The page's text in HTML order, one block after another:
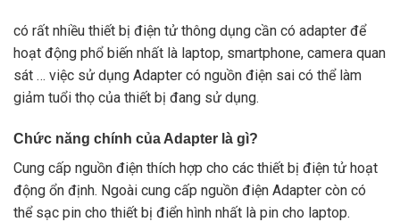
có rất nhiều thiết bị điện tử thông dụng cần có adapter để
hoạt động phổ biến nhất là laptop, smartphone, camera quan
sát … việc sử dụng Adapter có nguồn điện sai có thể làm
giảm tuổi thọ của thiết bị đang sử dụng.
Chức năng chính của Adapter là gì?
Cung cấp nguồn điện thích hợp cho các thiết bị điện tử hoạt
động ổn định. Ngoài cung cấp nguồn điện Adapter còn có
thể sạc pin cho thiết bị điển hình nhất là pin cho laptop.